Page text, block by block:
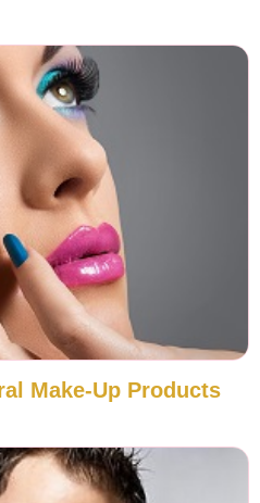
Make-Up Products